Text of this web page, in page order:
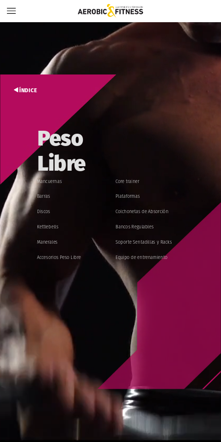
Peso
Libre
Plataformas
Barras
Core trainer
Mancuernas
Bancos Regulables
Kettlebells
Colchonetas de Absorción
Discos
Equipo de entrenamiento
Accesorios Peso Libre
Soporte Sentadillas y Racks
Manerales
ÍNDICE